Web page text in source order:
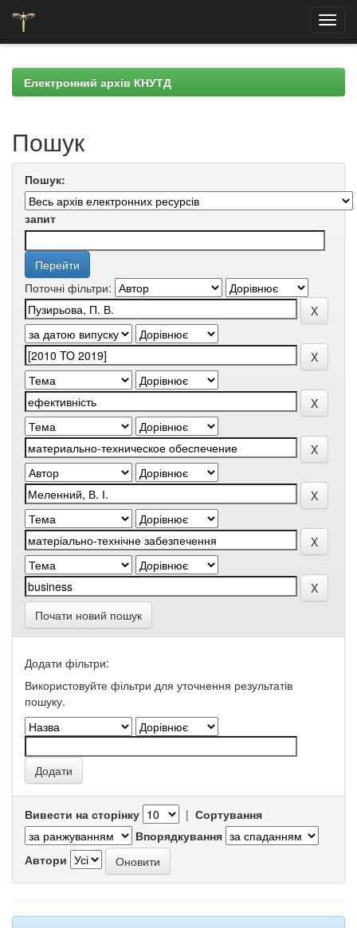
navigationЕлектронний архів КНУТД
Пошук
Пошук:
запит
Поточні фільтри:
Почати новий пошук
Додати фільтри:
Використовуйте фільтри для уточнення результатів
пошуку.
Вивести на сторінку | Сортування
Впорядкування
Автори